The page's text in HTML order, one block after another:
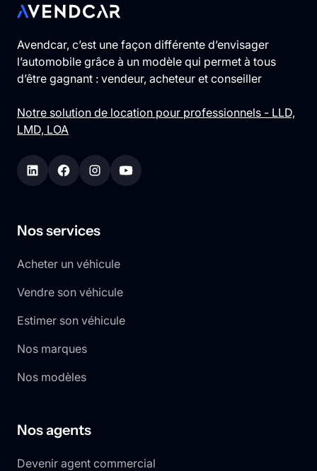
Avendcar, c’est une façon différente d’envisager
l’automobile grâce à un modèle qui permet à tous
d’être gagnant : vendeur, acheteur et conseiller
Notre solution de location pour professionnels - LLD,
LMD, LOA
Nos services
Acheter un véhicule
Vendre son véhicule
Estimer son véhicule
Nos marques
Nos modèles
Nos agents
Devenir agent commercial